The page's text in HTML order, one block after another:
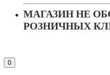
МАГАЗИН НЕ
РОЗНИЧНЫХ
0